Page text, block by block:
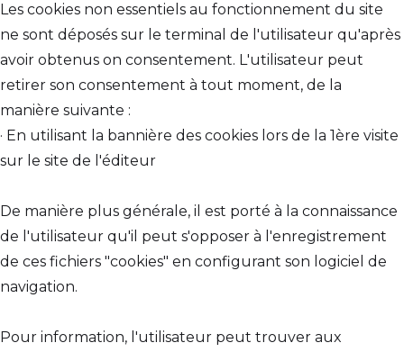
Les cookies non essentiels au fonctionnement du site
ne sont déposés sur le terminal de l'utilisateur qu'après
avoir obtenus on consentement. L'utilisateur peut
retirer son consentement à tout moment, de la
manière suivante :
· En utilisant la bannière des cookies lors de la 1ère visite
sur le site de l'éditeur
De manière plus générale, il est porté à la connaissance
de l'utilisateur qu'il peut s'opposer à l'enregistrement
de ces fichiers "cookies" en configurant son logiciel de
navigation.
Pour information, l'utilisateur peut trouver aux